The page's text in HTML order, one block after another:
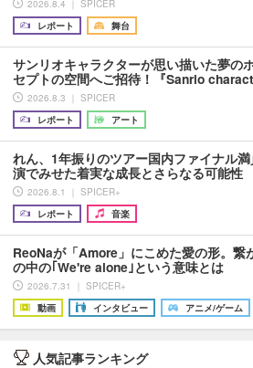
2026.8.4 ｜ SPICER
レポート
舞台
サンリオキャラクターが思い描いた夢の
セプトの空間へご招待！『Sanrio
2026.8.3 ｜ SPICER
レポート
アート
れん、1年振りのツアー国内ファイナル
演でみせた着実な成長とさらなる可能性
2026.8.1 ｜ SPICER+
レポート
音楽
ReoNaが「Amore」にこめた愛の形。繋
の中の｢We're alone｣という意味とは
2026.7.31 ｜ SPICER+
動画
インタビュー アニメ/ゲーム
人気記事ランキング